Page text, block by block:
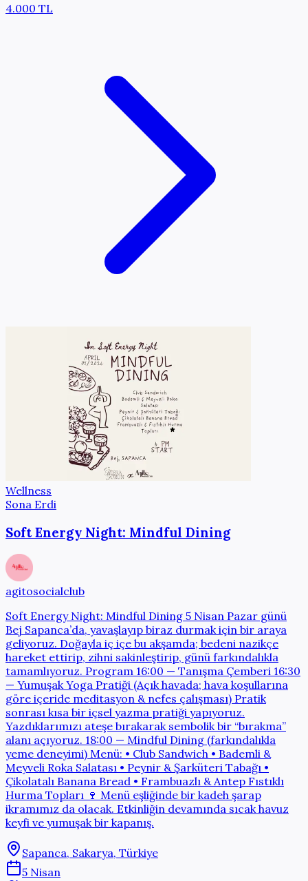
4.000 TL
Wellness
Sona Erdi
Soft Energy Night: Mindful Dining
agitosocialclub
Soft Energy Night: Mindful Dining 5 Nisan Pazar günü
Bej Sapanca’da, yavaşlayıp biraz durmak için bir araya
geliyoruz. Doğayla iç içe bu akşamda; bedeni nazikçe
hareket ettirip, zihni sakinleştirip, günü farkındalıkla
tamamlıyoruz. Program 16:00 — Tanışma Çemberi 16:30
— Yumuşak Yoga Pratiği (Açık havada; hava koşullarına
göre içeride meditasyon & nefes çalışması) Pratik
sonrası kısa bir içsel yazma pratiği yapıyoruz.
Yazdıklarımızı ateşe bırakarak sembolik bir “bırakma”
alanı açıyoruz. 18:00 — Mindful Dining (farkındalıkla
yeme deneyimi) Menü: • Club Sandwich • Bademli &
Meyveli Roka Salatası • Peynir & Şarküteri Tabağı •
Çikolatalı Banana Bread • Frambuazlı & Antep Fıstıklı
Hurma Topları 🍷 Menü eşliğinde bir kadeh şarap
ikramımız da olacak. Etkinliğin devamında sıcak havuz
keyfi ve yumuşak bir kapanış.
Sapanca, Sakarya, Türkiye
5 Nisan